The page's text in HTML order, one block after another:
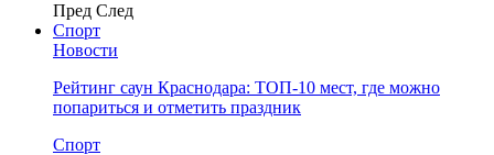
Пред След
Спорт
Новости
Рейтинг саун Краснодара: ТОП-10 мест, где можно
попариться и отметить праздник
Спорт